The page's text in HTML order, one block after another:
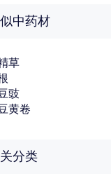
中药材
草
豉
黄卷
分类